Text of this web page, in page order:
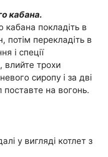
кабана.
кабана покладіть в
потім перекладіть в
і спеції
влийте трохи
сиропу і за дві
поставте на вогонь.
у вигляді котлет з